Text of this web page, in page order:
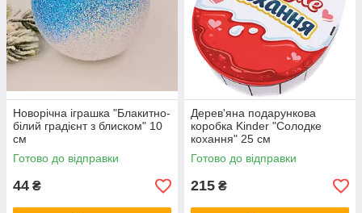
Новорічна іграшка "Блакитно-
білий градієнт з блиском" 10
см
Готово до відправки
44 ₴
Дерев'яна подарункова
коробка Kinder "Солодке
кохання" 25 см
Готово до відправки
215 ₴